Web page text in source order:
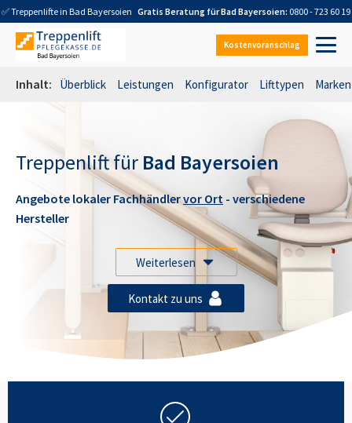
✅ Treppenlifte in Bad Bayersoien Gratis Beratung fürBad Bayersoien: 0800 - 723 60 19
Kostenvoranschlag
Inhalt: Überblick Leistungen Konfigurator Lifttypen Marken
Treppenlift für Bad Bayersoien
Angebote lokaler Fachhändlervor Ort - verschiedene
Hersteller
Weiterlesen
Kontakt zu uns